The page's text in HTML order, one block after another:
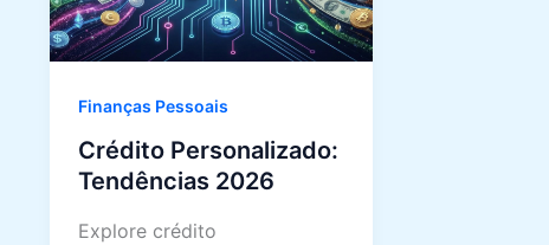
Finanças Pessoais
Crédito Personalizado:
Tendências 2026
Explore crédito